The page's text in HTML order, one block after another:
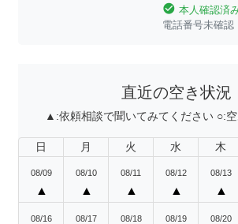
check_circle 本人確認済
電話番号未確認
直近の空き状況
▲:依頼相談で聞いてみてください ○:
日 月 火 水 木
08/09
▲
08/10
▲
08/11
▲
08/12
▲
08/13
▲
08/16 08/17 08/18 08/19 08/20